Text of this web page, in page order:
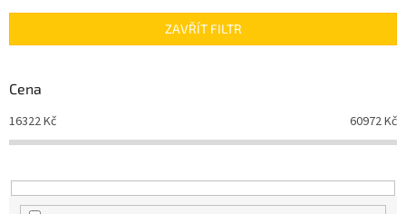
í
r
o
d
u
t
ů
ZAVŘÍT FILTR
Cena
16322Kč 60972Kč